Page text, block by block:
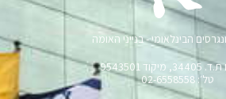
הבינלאומי - בנייני האומה
9543501
טל׳: 02-6558558